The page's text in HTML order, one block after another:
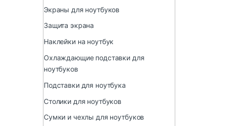
Экраны для ноутбуков
Защита экрана
Наклейки на ноутбук
Охлаждающие подставки для
ноутбуков
Подставки для ноутбука
Столики для ноутбуков
Сумки и чехлы для ноутбуков